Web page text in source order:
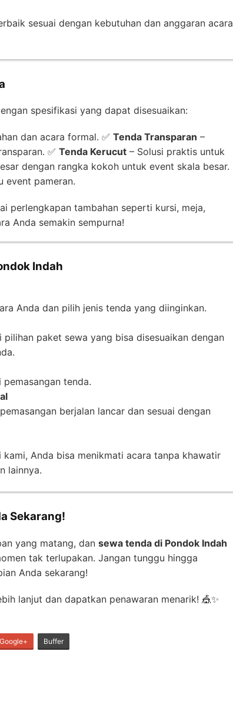
sesuai dengan kebutuhan dan anggaran acara
spesifikasi yang dapat disesuaikan:
dan acara formal. ✅ Tenda Transparan –
✅ Tenda Kerucut – Solusi praktis untuk
dengan rangka kokoh untuk event skala besar.
event pameran.
perlengkapan tambahan seperti kursi, meja,
Anda semakin sempurna!
Indah
Anda dan pilih jenis tenda yang diinginkan.
pilihan paket sewa yang bisa disesuaikan dengan
tenda.
berjalan lancar dan sesuai dengan
Anda bisa menikmati acara tanpa khawatir
lainnya.
Sekarang!
yang matang, dan sewa tenda di Pondok Indah
tak terlupakan. Jangan tunggu hingga
Anda sekarang!
lanjut dan dapatkan penawaran menarik! 🎪✨
Buffer